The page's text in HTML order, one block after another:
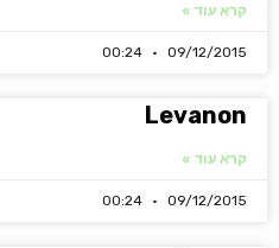
קרא עוד »
09/12/2015
Levanon
קרא עוד »
09/12/2015